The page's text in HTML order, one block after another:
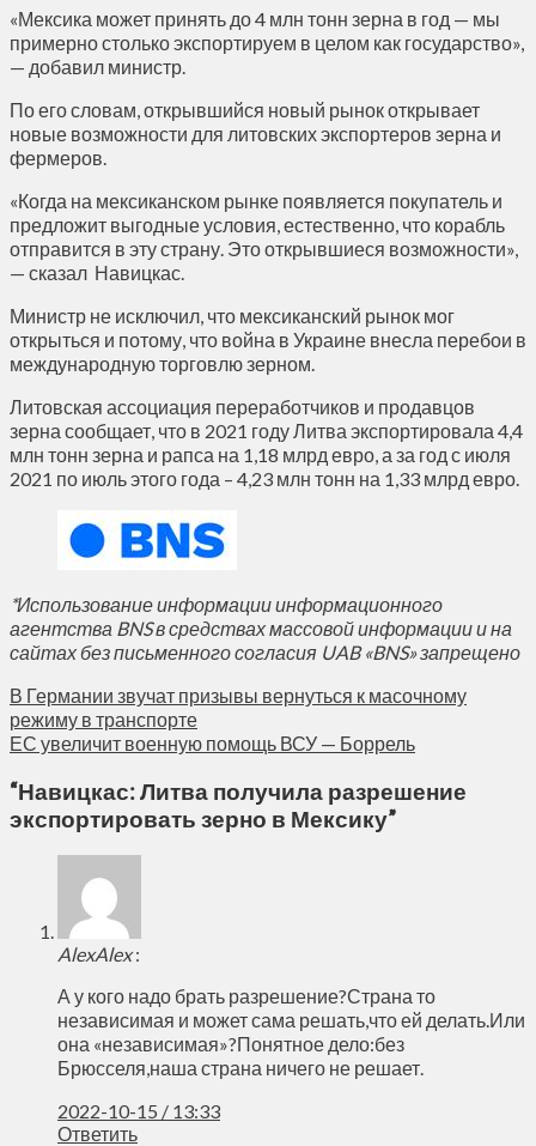
«Мексика может принять до 4 млн тонн зерна в год — мы
примерно столько экспортируем в целом как государство»,
— добавил министр.
По его словам, открывшийся новый рынок открывает
новые возможности для литовских экспортеров зерна и
фермеров.
«Когда на мексиканском рынке появляется покупатель и
предложит выгодные условия, естественно, что корабль
отправится в эту страну. Это открывшиеся возможности»,
— сказал Навицкас.
Министр не исключил, что мексиканский рынок мог
открыться и потому, что война в Украине внесла перебои в
международную торговлю зерном.
Литовская ассоциация переработчиков и продавцов
зерна сообщает, что в 2021 году Литва экспортировала 4,4
млн тонн зерна и рапса на 1,18 млрд евро, а за год с июля
2021 по июль этого года – 4,23 млн тонн на 1,33 млрд евро.
*Использование информации информационного
агентства BNS в средствах массовой информации и на
сайтах без письменного согласия UAB «BNS» запрещено
В Германии звучат призывы вернуться к масочному
режиму в транспорте
ЕС увеличит военную помощь ВСУ — Боррель
“Навицкас: Литва получила разрешение
экспортировать зерно в Мексику”
AlexAlex :
А у кого надо брать разрешение?Страна то
независимая и может сама решать,что ей делать.Или
она «независимая»?Понятное дело:без
Брюсселя,наша страна ничего не решает.
2022-10-15 / 13:33
Ответить